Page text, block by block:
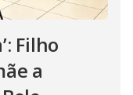
Filho
a